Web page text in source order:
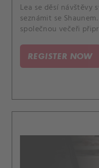
Lea se děsí návštěvy
seznámit se
společnou večeři
REGISTER NOW